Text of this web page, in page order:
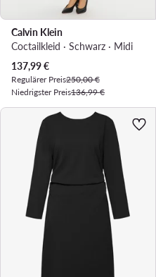
Calvin Klein
Coctailkleid · Schwarz · Midi
Aktueller Preis
137,99€
Regulärer Preis250,00 €
Niedrigster Preis136,99 €